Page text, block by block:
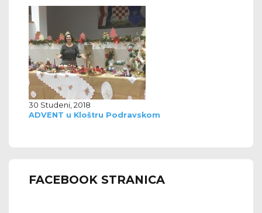
30 Studeni, 2018
ADVENT u Kloštru Podravskom
FACEBOOK STRANICA